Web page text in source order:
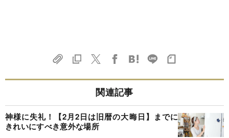
関連記事
神様に失礼！【2月2日は旧暦の大晦日】までに
きれいにすべき意外な場所